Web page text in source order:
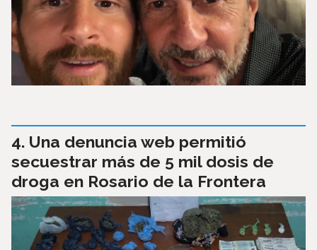
Una denuncia web permitió
secuestrar más de 5 mil dosis de
droga en Rosario de la Frontera